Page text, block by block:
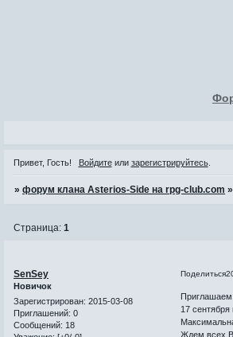
Привет, Гость! Войдитеили зарегистрируйтесь.
»форум клана Asterios-Side на rpg-club.com
Страница:1
Поделиться
SenSey
Новичок
Зарегистрирован: 2015-03-08
Приглашений: 0
Сообщений: 18
Приглашаем
17
Ждем всех